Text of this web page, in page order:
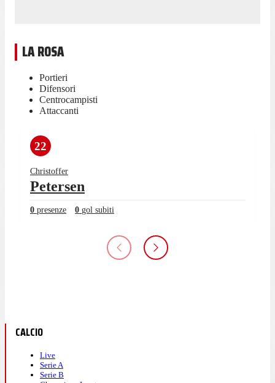
LA ROSA
Portieri
Difensori
Centrocampisti
Attaccanti
22
Christoffer
Petersen
0 presenze 0 gol subiti
CALCIO
Live
Serie A
Serie B